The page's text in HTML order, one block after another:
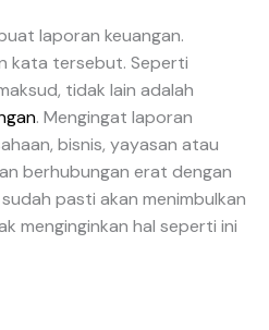
laporan keuangan.
kata tersebut. Seperti
tidak lain adalah
. Mengingat laporan
bisnis, yayasan atau
berhubungan erat dengan
pasti akan menimbulkan
menginginkan hal seperti ini